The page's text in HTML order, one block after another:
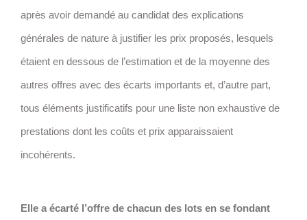
après avoir demandé au candidat des explications
générales de nature à justifier les prix proposés, lesquels
étaient en dessous de l’estimation et de la moyenne des
autres offres avec des écarts importants et, d’autre part,
tous éléments justificatifs pour une liste non exhaustive de
prestations dont les coûts et prix apparaissaient
incohérents.
Elle a écarté l’offre de chacun des lots en se fondant